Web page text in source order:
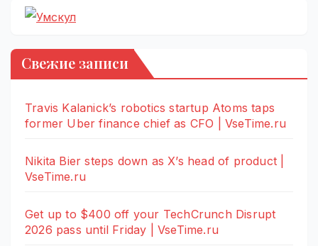
Свежие записи
Travis Kalanick’s robotics startup Atoms taps
former Uber finance chief as CFO | VseTime.ru
Nikita Bier steps down as X’s head of product |
VseTime.ru
Get up to $400 off your TechCrunch Disrupt
2026 pass until Friday | VseTime.ru